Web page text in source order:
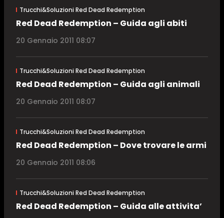
Trucchi&Soluzioni Red Dead Redemption
Red Dead Redemption – Guida agli abiti
20 Gennaio 2011 08:07
Trucchi&Soluzioni Red Dead Redemption
Red Dead Redemption – Guida agli animali
20 Gennaio 2011 08:07
Trucchi&Soluzioni Red Dead Redemption
Red Dead Redemption – Dove trovare le armi
20 Gennaio 2011 08:06
Trucchi&Soluzioni Red Dead Redemption
Red Dead Redemption – Guida alle attivita’